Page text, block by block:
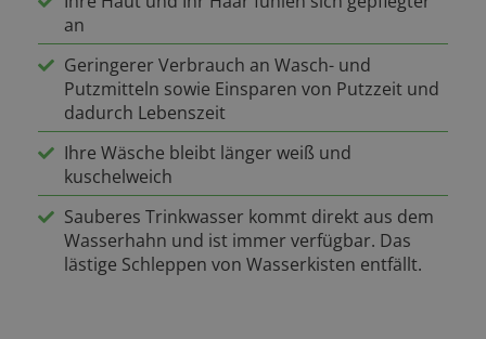
an
Geringerer Verbrauch an Wasch- und
Putzmitteln sowie Einsparen von Putzzeit und
dadurch Lebenszeit
Ihre Wäsche bleibt länger weiß und
kuschelweich
Sauberes Trinkwasser kommt direkt aus dem
Wasserhahn und ist immer verfügbar. Das
lästige Schleppen von Wasserkisten entfällt.